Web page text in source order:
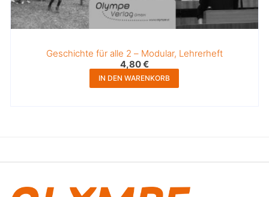
Geschichte für alle 2 – Modular, Lehrerheft
4,80€
IN DEN WARENKORB